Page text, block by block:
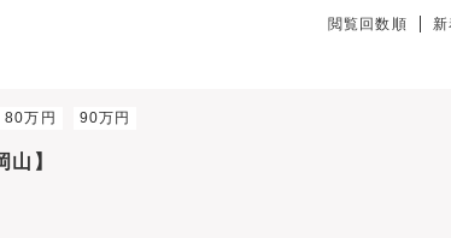
閲覧回数順
80万円 90万円
】